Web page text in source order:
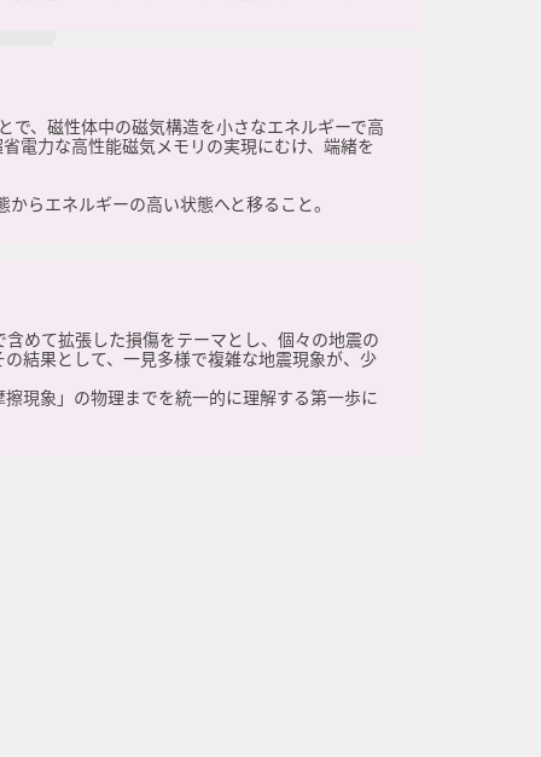
で、磁性体中の磁気構造を小さなエネルギーで高
電力な高性能磁気メモリの実現にむけ、端緒を
らエネルギーの高い状態へと移ること。
めて拡張した損傷をテーマとし、個々の地震の
結果として、一見多様で複雑な地震現象が、少
現象」の物理までを統一的に理解する第一歩に